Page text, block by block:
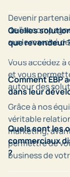
Devenir
de
sur le marché
Vous accédez à
et vous
autour des
Grâce à nos
véritable
marketing,
permettre de
business de
Quelles
que revendeur
Vous accédez
Facturation et
logiciels plus
bâtiment, les
carrosseries.
Grâce aux
différents
de nos
aux besoins de
Comment EBP
dans leur
Nous vous
formations
une assistance
Intégrer EBP
business
Quels sont les
commerciaux
?